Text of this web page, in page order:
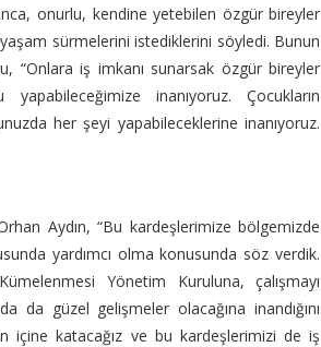
onurlu, kendine yetebilen özgür bireyler
sürmelerini istediklerini söyledi. Bunun
“Onlara iş imkanı sunarsak özgür bireyler
yapabileceğimize inanıyoruz. Çocukların
her şeyi yapabileceklerine inanıyoruz.
Aydın, “Bu kardeşlerimize bölgemizde
yardımcı olma konusunda söz verdik.
Yönetim Kuruluna, çalışmayı
da güzel gelişmeler olacağına inandığını
içine katacağız ve bu kardeşlerimizi de iş